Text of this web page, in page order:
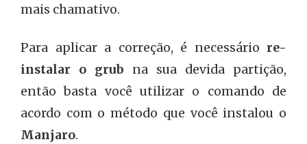
mais chamativo.
Para aplicar a correção, é necessário re-
instalar o grub na sua devida partição,
então basta você utilizar o comando de
acordo com o método que você instalou o
Manjaro.